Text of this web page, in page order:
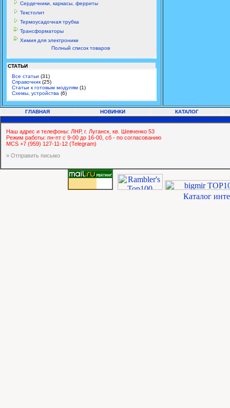
Сердечники, каркасы, ферриты
Текстолит
Термоусадочная трубка
Трансформаторы
Химия для электроники
Полный список товаров
СТАТЬИ
Все статьи (31)
Справочник (25)
Статьи к готовым модулям (1)
Схемы, устройства (6)
ГЛАВНАЯ НОВИНКИ КАТАЛОГ
Наш адрес и телефоны: ЛНР, г. Луганск, кв. Шевченко 53
Режим работы: пн-пт с 9-00 до 16-00, сб - по согласованию
MCS +7 (959) 127-11-12 (Telegram)
» Отправить письмо
Каталог